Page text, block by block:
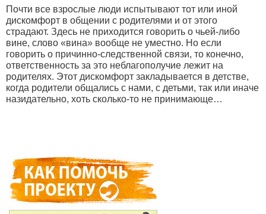
Почти все взрослые люди испытывают тот или иной
дискомфорт в общении с родителями и от этого
страдают. Здесь не приходится говорить о чьей-либо
вине, слово «вина» вообще не уместно. Но если
говорить о причинно-следственной связи, то конечно,
ответственность за это неблагополучие лежит на
родителях. Этот дискомфорт закладывается в детстве,
когда родители общались с нами, с детьми, так или иначе
назидательно, хоть сколько-то не принимающе…